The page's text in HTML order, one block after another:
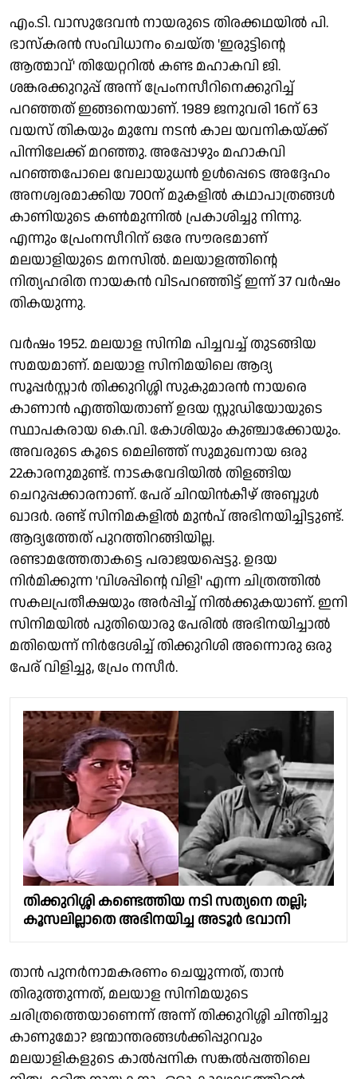
എം.ടി. വാസുദേവൻ നായരുടെ തിരക്കഥയിൽ പി.
ഭാസ്കരൻ സംവിധാനം ചെയ്ത 'ഇരുട്ടിൻ്റെ
ആത്മാവ്' തിയേറ്ററിൽ കണ്ട മഹാകവി ജി.
ശങ്കരക്കുറുപ്പ് അന്ന് പ്രേംനസീറിനെക്കുറിച്ച്
പറഞ്ഞത് ഇങ്ങനെയാണ്. 1989 ജനുവരി 16ന് 63
വയസ് തികയും മുമ്പേ നടൻ കാല യവനികയ്ക്ക്
പിന്നിലേക്ക് മറഞ്ഞു. അപ്പോഴും മഹാകവി
പറഞ്ഞപോലെ വേലായുധൻ ഉൾപ്പെടെ അദ്ദേഹം
അനശ്വരമാക്കിയ 700ന് മുകളിൽ കഥാപാത്രങ്ങൾ
കാണിയുടെ കൺമുന്നിൽ പ്രകാശിച്ചു നിന്നു.
എന്നും പ്രേംനസീറിന് ഒരേ സൗരഭമാണ്
മലയാളിയുടെ മനസിൽ. മലയാളത്തിന്റെ
നിത്യഹരിത നായകൻ വിടപറഞ്ഞിട്ട് ഇന്ന് 37 വര്‍ഷം
തികയുന്നു.
വർഷം 1952. മലയാള സിനിമ പിച്ചവച്ച് തുടങ്ങിയ
സമയമാണ്. മലയാള സിനിമയിലെ ആദ്യ
സൂപ്പർസ്റ്റാർ തിക്കുറിശ്ശി സുകുമാരൻ നായരെ
കാണാൻ എത്തിയതാണ് ഉദയ സ്റ്റുഡിയോയുടെ
സ്ഥാപകരായ കെ.വി. കോശിയും കുഞ്ചാക്കോയും.
അവരുടെ കൂടെ മെലിഞ്ഞ് സുമുഖനായ ഒരു
22കാരനുമുണ്ട്. നാടകവേദിയിൽ തിളങ്ങിയ
ചെറുപ്പക്കാരനാണ്. പേര് ചിറയിൻകീഴ് അബ്ദുൾ
ഖാദർ. രണ്ട് സിനിമകളിൽ മുൻപ് അഭിനയിച്ചിട്ടുണ്ട്.
ആദ്യത്തേത് പുറത്തിറങ്ങിയില്ല.
രണ്ടാമത്തേതാകട്ടെ പരാജയപ്പെട്ടു. ഉദയ
നിർമിക്കുന്ന 'വിശപ്പിന്റെ വിളി' എന്ന ചിത്രത്തിൽ
സകലപ്രതീക്ഷയും അർപ്പിച്ച് നിൽക്കുകയാണ്. ഇനി
സിനിമയിൽ പുതിയൊരു പേരിൽ അഭിനയിച്ചാൽ
മതിയെന്ന് നിർദേശിച്ച് തിക്കുറിശി അന്നൊരു ഒരു
പേര് വിളിച്ചു, പ്രേം നസീർ.
തിക്കുറിശ്ശി കണ്ടെത്തിയ നടി സത്യനെ തല്ലി;
കൂസലില്ലാതെ അഭിനയിച്ച അടൂർ ഭവാനി
താൻ പുനർനാമകരണം ചെയ്യുന്നത്, താൻ
തിരുത്തുന്നത്, മലയാള സിനിമയുടെ
ചരിത്രത്തെയാണെന്ന് അന്ന് തിക്കുറിശ്ശി ചിന്തിച്ചു
കാണുമോ? ജന്മാന്തരങ്ങൾക്കിപ്പുറവും
മലയാളികളുടെ കാൽപ്പനിക സങ്കൽപ്പത്തിലെ